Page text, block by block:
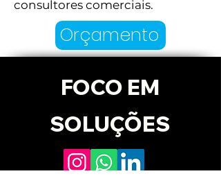
um de nossos consultores
comerciais.
consultores comerciais.
Orçamento
FOCO EM
SOLUÇÕES